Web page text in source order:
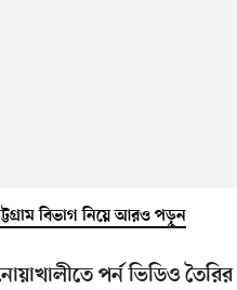
বিভাগ নিয়ে আরও পড়ুন
পর্ন ভিডিও তৈরির